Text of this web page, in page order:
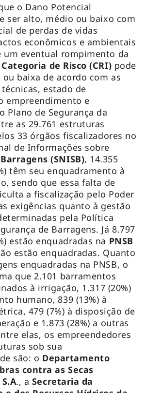
o Dano Potencial
ser alto, médio ou baixo com
de perdas de vidas
econômicos e ambientais
um eventual rompimento da
Categoria de Risco (CRI) pode
baixa de acordo com as
estado de
empreendimento e
Plano de Segurança da
as 29.761 estruturas
33 órgãos fiscalizadores no
de Informações sobre
(SNISB), 14.355
têm seu enquadramento à
sendo que essa falta de
a fiscalização pelo Poder
exigências quanto à gestão
pela Política
de Barragens. Já 8.797
estão enquadradas na PNSB
estão enquadradas. Quanto
enquadradas na PNSB, o
que 2.101 barramentos
à irrigação, 1.317 (20%)
humano, 839 (13%) à
479 (7%) à disposição de
e 1.873 (28%) a outras
elas, os empreendedores
sob sua
são: o Departamento
contra as Secas
., a Secretaria da